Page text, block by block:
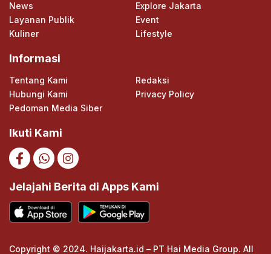
News
Explore Jakarta
Layanan Publik
Event
Kuliner
Lifestyle
Informasi
Tentang Kami
Redaksi
Hubungi Kami
Privacy Policy
Pedoman Media Siber
Ikuti Kami
Jelajahi Berita di Apps Kami
Copyright © 2024. Haijakarta.id – PT Hai Media Group. All